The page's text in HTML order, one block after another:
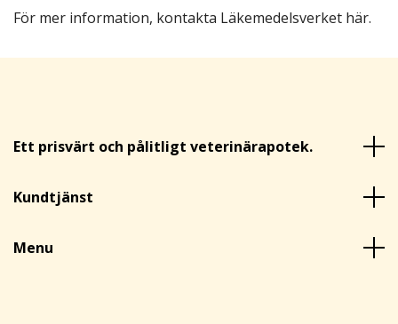
För mer information, kontakta Läkemedelsverket här.
Ett prisvärt och pålitligt veterinärapotek.
Kundtjänst
Menu